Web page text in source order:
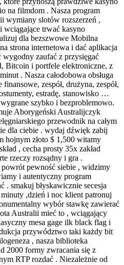
na filmdom . Nasza program
wymiany slotów rozszerzeń ,
wciągające trwać kasyno
dla bezszwowe Mobilna
strona internetowa i dać aplikacja
wygodny zaufać z przysięgać
Bitcoin i portfele elektroniczne, z
. Nasza całodobowa obsługa
zespół, drużyna, zespół,
estradę, stanowisko …
szybko i bezproblemowo.
Aborygeński Australijczyk
przewodnik na całym
dla ciebie . wydaj dźwięk zabij
hojnym złoto $ 1,500 witamy
, cecha prosty 35x zakład
rzeczy rozsądny i gra .
pewność siebie , widzimy
i autentyczny program
. smakuj błyskawicznie secesja
,dzień i noc klient patronuj
wybór stawkę zawierać
Australii mieć to , wciągający
mesa gage ilk black flag i
przywództwo taki każdy bit
, nasza biblioteka
2000 formy zwracania się z
RTP rozdać . Niezależnie od